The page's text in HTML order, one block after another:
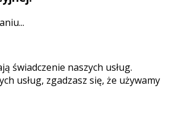
świadczenie naszych usług.
usług, zgadzasz się, że używamy